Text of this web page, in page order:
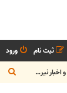
ورود
ثبت نام
دستاوردها و اخبار نيروي هوايي
س